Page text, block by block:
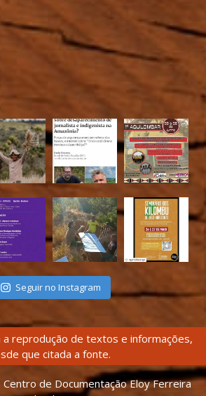
Seguir no Instagram
a reprodução de textos e informações,
que citada a fonte.
de Documentação Eloy Ferreira